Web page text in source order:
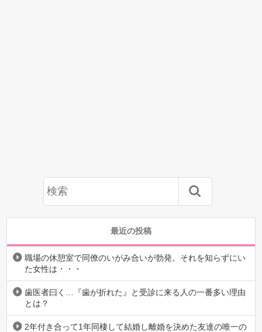
最近の投稿
職場の休憩室で同僚のいがみ合いが勃発。それを知らずにい
た女性は・・・
歯医者曰く…『歯が折れた』と受診に来る人の一番多い理由
とは？
2年付き合って1年同棲して結婚し離婚を決めた友達の唯一の